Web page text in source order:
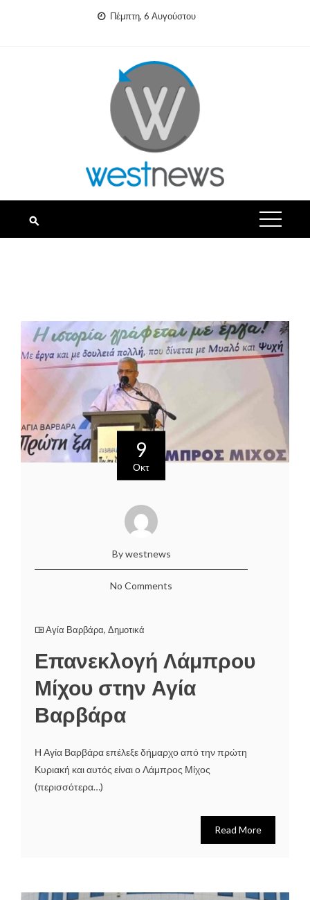
Πέμπτη, 6 Αυγούστου
9
Οκτ
By westnews
No Comments
Αγία Βαρβάρα, Δημοτικά
Επανεκλογή Λάμπρου
Μίχου στην Αγία
Βαρβάρα
Η Αγία Βαρβάρα επέλεξε δήμαρχο από την πρώτη
Κυριακή και αυτός είναι ο Λάμπρος Μίχος
(περισσότερα…)
Read More